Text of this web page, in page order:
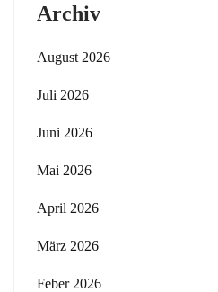
Archiv
August 2026
Juli 2026
Juni 2026
Mai 2026
April 2026
März 2026
Feber 2026